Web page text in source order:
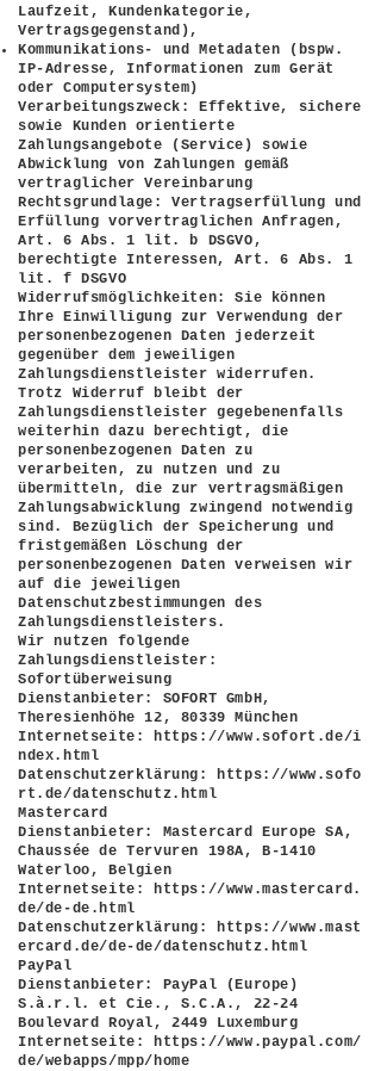
Laufzeit, Kundenkategorie,
Vertragsgegenstand),
Kommunikations- und Metadaten (bspw.
IP-Adresse, Informationen zum Gerät
oder Computersystem)
Verarbeitungszweck: Effektive, sichere
sowie Kunden orientierte
Zahlungsangebote (Service) sowie
Abwicklung von Zahlungen gemäß
vertraglicher Vereinbarung
Rechtsgrundlage: Vertragserfüllung und
Erfüllung vorvertraglichen Anfragen,
Art. 6 Abs. 1 lit. b DSGVO,
berechtigte Interessen, Art. 6 Abs. 1
lit. f DSGVO
Widerrufsmöglichkeiten: Sie können
Ihre Einwilligung zur Verwendung der
personenbezogenen Daten jederzeit
gegenüber dem jeweiligen
Zahlungsdienstleister widerrufen.
Trotz Widerruf bleibt der
Zahlungsdienstleister gegebenenfalls
weiterhin dazu berechtigt, die
personenbezogenen Daten zu
verarbeiten, zu nutzen und zu
übermitteln, die zur vertragsmäßigen
Zahlungsabwicklung zwingend notwendig
sind. Bezüglich der Speicherung und
fristgemäßen Löschung der
personenbezogenen Daten verweisen wir
auf die jeweiligen
Datenschutzbestimmungen des
Zahlungsdienstleisters.
Wir nutzen folgende
Zahlungsdienstleister:
Sofortüberweisung
Dienstanbieter: SOFORT GmbH,
Theresienhöhe 12, 80339 München
Internetseite: https://www.sofort.de/i
ndex.html
Datenschutzerklärung:https://www.sofo
rt.de/datenschutz.html
Mastercard
Dienstanbieter: Mastercard Europe SA,
Chaussée de Tervuren 198A, B-1410
Waterloo, Belgien
Internetseite: https://www.mastercard.
de/de-de.html
Datenschutzerklärung:https://www.mast
ercard.de/de-de/datenschutz.html
PayPal
Dienstanbieter: PayPal (Europe)
S.à.r.l. et Cie., S.C.A., 22-24
Boulevard Royal, 2449 Luxemburg
Internetseite: https://www.paypal.com/
de/webapps/mpp/home